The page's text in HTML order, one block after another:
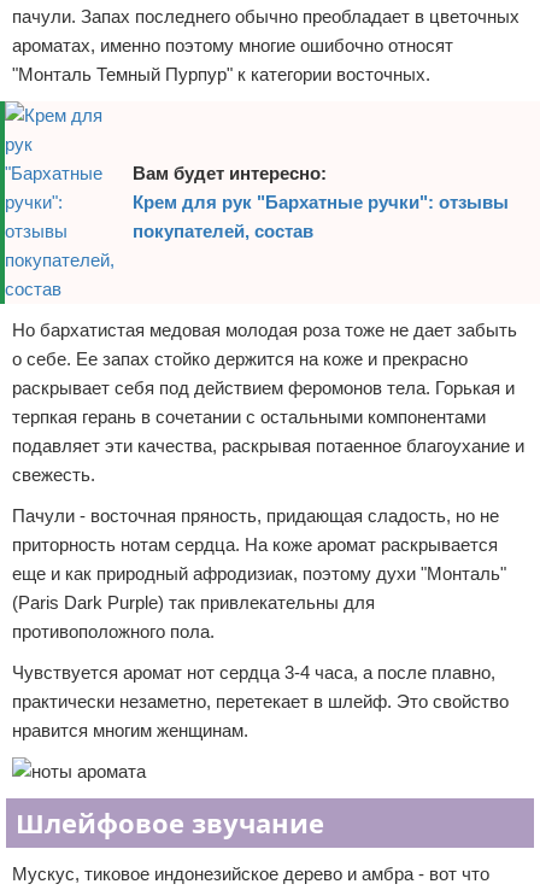
пачули. Запах последнего обычно преобладает в цветочных
ароматах, именно поэтому многие ошибочно относят
"Монталь Темный Пурпур" к категории восточных.
Вам будет интересно:
Крем для рук "Бархатные ручки": отзывы
покупателей, состав
Но бархатистая медовая молодая роза тоже не дает забыть
о себе. Ее запах стойко держится на коже и прекрасно
раскрывает себя под действием феромонов тела. Горькая и
терпкая герань в сочетании с остальными компонентами
подавляет эти качества, раскрывая потаенное благоухание и
свежесть.
Пачули - восточная пряность, придающая сладость, но не
приторность нотам сердца. На коже аромат раскрывается
еще и как природный афродизиак, поэтому духи "Монталь"
(Paris Dark Purple) так привлекательны для
противоположного пола.
Чувствуется аромат нот сердца 3-4 часа, а после плавно,
практически незаметно, перетекает в шлейф. Это свойство
нравится многим женщинам.
Шлейфовое звучание
Мускус, тиковое индонезийское дерево и амбра - вот что